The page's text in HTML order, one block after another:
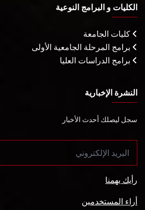
الكليات و البرامج النوعية
كليات الجامعة
برامج المرحلة الجامعية الأولى
برامج الدراسات العليا
النشرة الإخبارية
سجل ليصلك أحدث الأخبار
رأيك يهمنا
أراء المستخدمين